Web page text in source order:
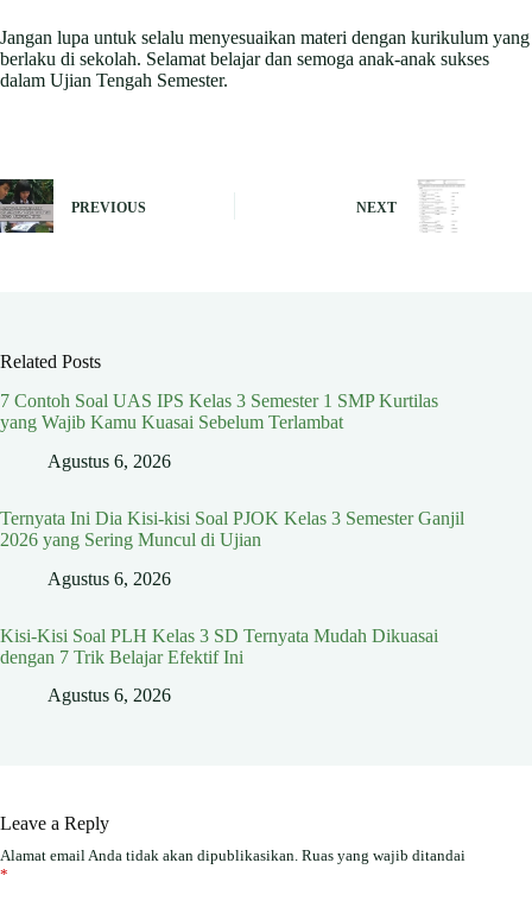
Jangan lupa untuk selalu menyesuaikan materi dengan kurikulum yang
berlaku di sekolah. Selamat belajar dan semoga anak-anak sukses
dalam Ujian Tengah Semester.
PREVIOUS NEXT
Related Posts
7 Contoh Soal UAS IPS Kelas 3 Semester 1 SMP Kurtilas
yang Wajib Kamu Kuasai Sebelum Terlambat
Agustus 6, 2026
Ternyata Ini Dia Kisi-kisi Soal PJOK Kelas 3 Semester Ganjil
2026 yang Sering Muncul di Ujian
Agustus 6, 2026
Kisi-Kisi Soal PLH Kelas 3 SD Ternyata Mudah Dikuasai
dengan 7 Trik Belajar Efektif Ini
Agustus 6, 2026
Leave a Reply
Alamat email Anda tidak akan dipublikasikan. Ruas yang wajib ditandai
*